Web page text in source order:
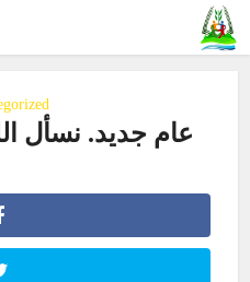
عام جديد. نسأل